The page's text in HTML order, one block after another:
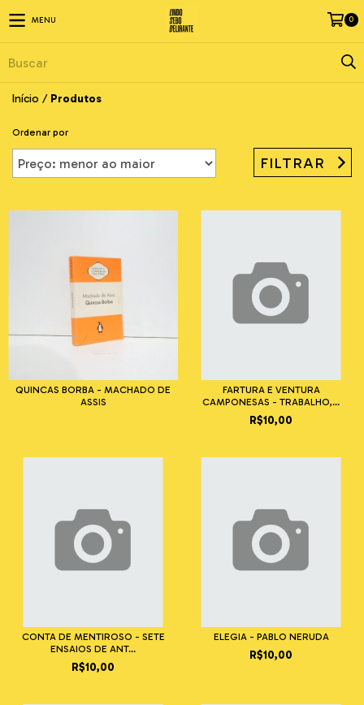
MENU 0
Início / Produtos
Ordenar por
FILTRAR
QUINCAS BORBA - MACHADO DE
ASSIS
FARTURA E VENTURA
CAMPONESAS - TRABALHO,...
R$10,00
CONTA DE MENTIROSO - SETE
ENSAIOS DE ANT...
R$10,00
ELEGIA - PABLO NERUDA
R$10,00